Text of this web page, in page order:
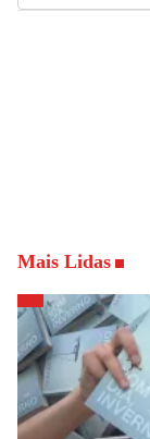
Mais Lidas